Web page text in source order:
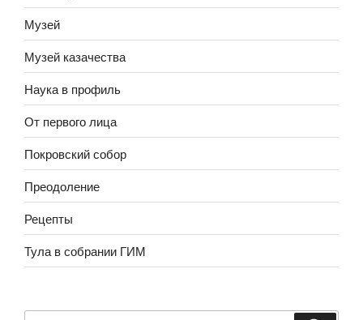
Музей
Музей казачества
Наука в профиль
От первого лица
Покровский собор
Преодоление
Рецепты
Тула в собрании ГИМ